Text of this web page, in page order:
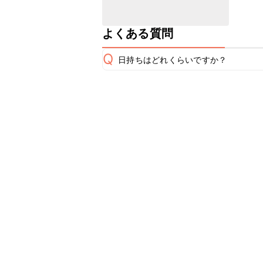
よくある質問
Q 日持ちはどれくらいですか？